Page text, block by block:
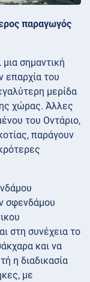
παραγωγός
σημαντική
επαρχία του
μερίδα
χώρας. Άλλες
του Οντάριο,
παράγουν
σφενδάμου
στη συνέχεια το
και να
η διαδικασία
με